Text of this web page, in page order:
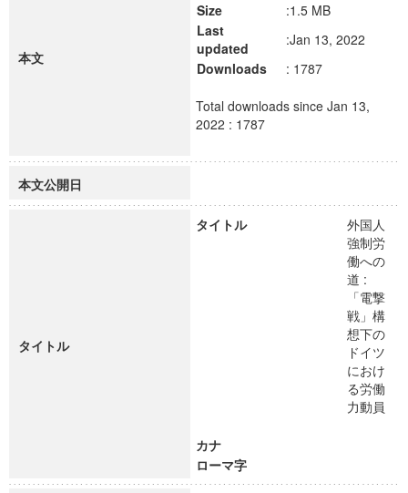
本文
Size
:1.5 MB
Last
updated
:Jan 13, 2022
Downloads
: 1787
Total downloads since Jan 13,
2022 : 1787
本文公開日
タイトル
タイトル
外国人
強制労
働への
道 :
「電撃
戦」構
想下の
ドイツ
におけ
る労働
力動員
カナ
ローマ字